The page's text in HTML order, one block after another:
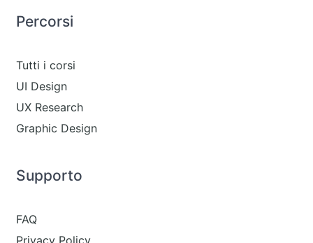
Percorsi
Tutti i corsi
UI Design
UX Research
Graphic Design
Supporto
FAQ